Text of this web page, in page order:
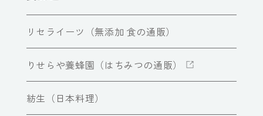
リセライーツ（無添加 食の通販）
りせらや養蜂園（はちみつの通販）
紡生（日本料理）